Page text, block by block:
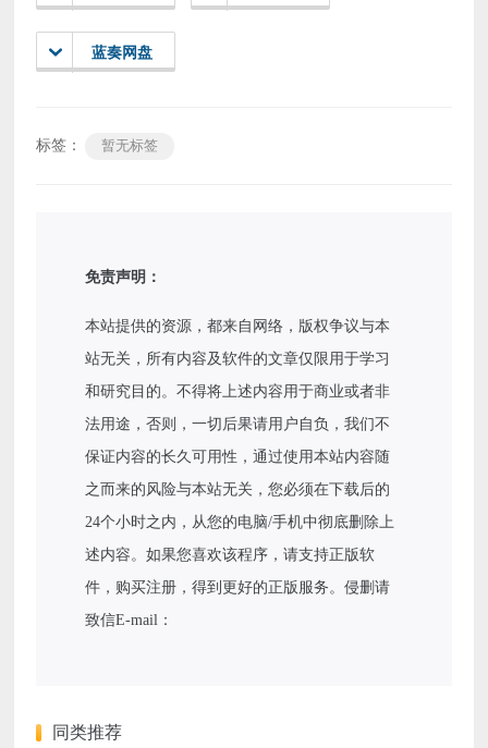
蓝奏网盘
标签： 暂无标签
免责声明：
本站提供的资源，都来自网络，版权争议与本
站无关，所有内容及软件的文章仅限用于学习
和研究目的。不得将上述内容用于商业或者非
法用途，否则，一切后果请用户自负，我们不
保证内容的长久可用性，通过使用本站内容随
之而来的风险与本站无关，您必须在下载后的
24个小时之内，从您的电脑/手机中彻底删除上
述内容。如果您喜欢该程序，请支持正版软
件，购买注册，得到更好的正版服务。侵删请
致信E-mail：
同类推荐